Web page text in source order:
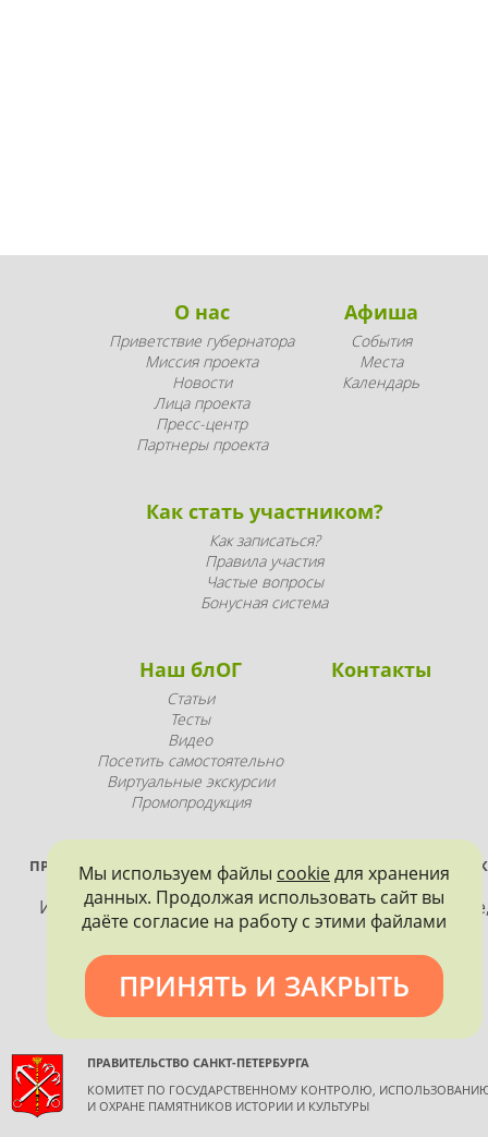
О нас
Приветствие губернатора
Миссия проекта
Новости
Лица проекта
Пресс-центр
Партнеры проекта
Афиша
События
Места
Календарь
Как стать участником?
Как записаться?
Правила участия
Частые вопросы
Бонусная система
Наш блОГ
Статьи
Тесты
Видео
Посетить самостоятельно
Виртуальные экскурсии
Промопродукция
Контакты
ПРОЕКТ РЕАЛИЗУЕТСЯ ПРИ ПОДДЕРЖКЕ ПРАВИТЕЛЬСТВА
ПЕТЕРБУРГА
Использование материалов, размещенных на
допускается только с согласия правообладателя и
обязательной ссылкой на источник информации.
ПРАВИТЕЛЬСТВО САНКТ-ПЕТЕРБУРГА
КОМИТЕТ ПО ГОСУДАРСТВЕННОМУ КОНТРОЛЮ,
И ОХРАНЕ ПАМЯТНИКОВ ИСТОРИИ И КУЛЬТУРЫ
Мы используем файлы cookieдля хранения
данных. Продолжая использовать сайт вы
даёте согласие на работу с этими файлами
ПРИНЯТЬ И ЗАКРЫТЬ